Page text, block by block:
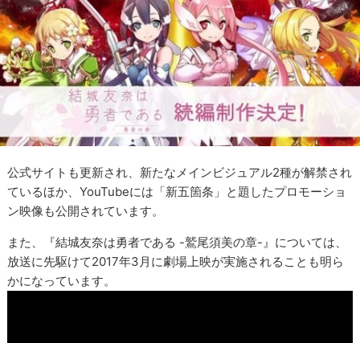
公式サイトも更新され、新たなメインビジュアル2種が解禁され
ているほか、YouTubeには「新五箇条」と題したプロモーショ
ン映像も公開されています。
また、『結城友奈は勇者である -鷲尾須美の章-』については、
放送に先駆けて2017年3月に劇場上映が実施されることも明ら
かになっています。